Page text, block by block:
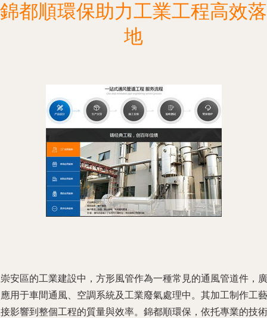
錦都順環保助力工業工程高效落
地
安區的工業建設中，方形風管作為一種常見的通風管道件，廣
用于車間通風、空調系統及工業廢氣處理中。其加工制作工藝
影響到整個工程的質量與效率。錦都順環保，依托專業的技術